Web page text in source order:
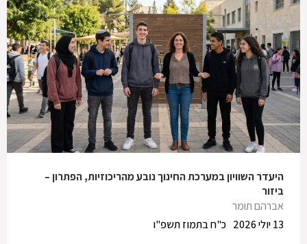
היעדר השוויון במערכת החינוך נובע מהריכוזיות, הפתרון –
ביזור
אברהם תומר
כ"ח בתמוז תשפ"ו
13 יולי 2026